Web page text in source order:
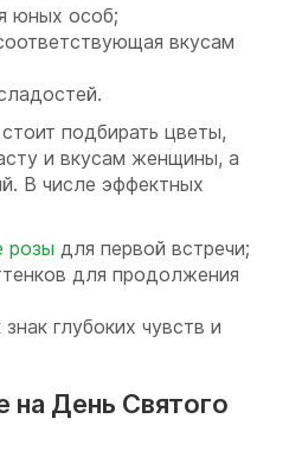
юных особ;
вкусам
подбирать цветы,
и вкусам женщины, а
В числе эффектных
розы для первой встречи;
для продолжения
знак глубоких чувств и
на День Святого